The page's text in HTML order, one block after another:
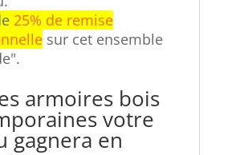
25% de remise
sur cet ensemble
armoires bois
votre
gagnera en